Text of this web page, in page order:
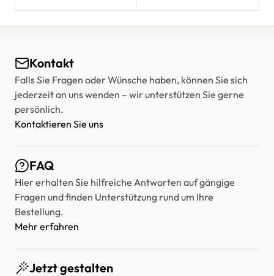
Kontakt
Falls Sie Fragen oder Wünsche haben, können Sie sich
jederzeit an uns wenden – wir unterstützen Sie gerne
persönlich.
Kontaktieren Sie uns
FAQ
Hier erhalten Sie hilfreiche Antworten auf gängige
Fragen und finden Unterstützung rund um Ihre
Bestellung.
Mehr erfahren
Jetzt gestalten